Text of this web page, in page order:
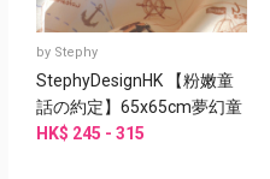
by Stephy
StephyDesignHK 【粉嫩童
話の約定】65x65cm夢幻童
話國絲巾+ 絲巾扣 高級禮盒
HK$ 245 - 315